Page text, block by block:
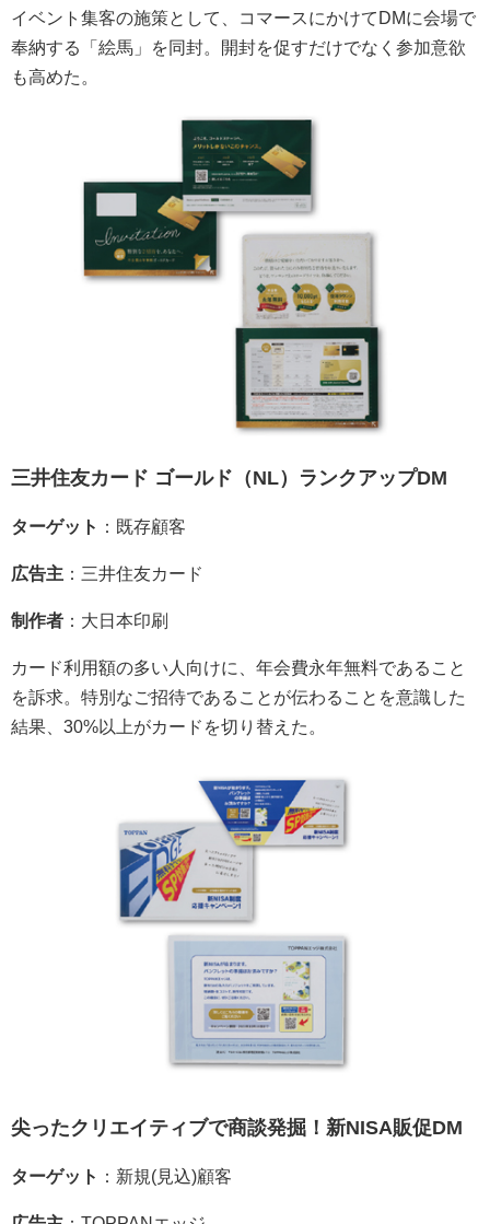
イベント集客の施策として、コマースにかけてDMに会場で
奉納する「絵馬」を同封。開封を促すだけでなく参加意欲
も高めた。
三井住友カード ゴールド（NL）ランクアップDM
ターゲット ：既存顧客
広告主 ：三井住友カード
制作者 ：大日本印刷
カード利用額の多い人向けに、年会費永年無料であること
を訴求。特別なご招待であることが伝わることを意識した
結果、30%以上がカードを切り替えた。
尖ったクリエイティブで商談発掘！新NISA販促DM
ターゲット ：新規(見込)顧客